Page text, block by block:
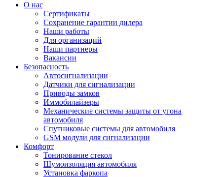
О нас
Сертификаты
Сохранение гарантии дилера
Наши работы
Для организаций
Наши партнеры
Вакансии
Безопасность
Автосигнализации
Датчики для сигнализации
Приводы замков
Иммобилайзеры
Механические системы защиты от угона
автомобиля
Спутниковые системы для автомобиля
GSM модули для сигнализации
Комфорт
Тонирование стекол
Шумоизоляция автомобиля
Установка фаркопа